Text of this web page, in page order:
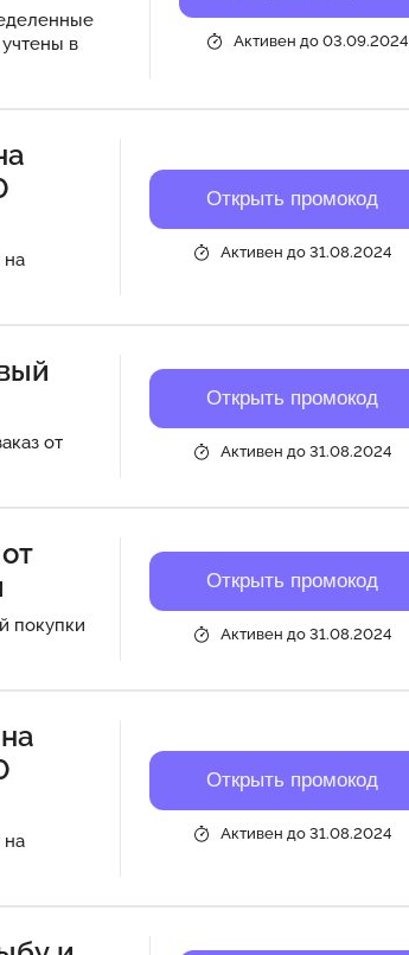
в
Активен до 03.09.2024
на
Открыть промокод
Активен до 31.08.2024
от
Открыть промокод
Активен до 31.08.2024
покупки
Открыть промокод
Активен до 31.08.2024
на
Открыть промокод
Активен до 31.08.2024